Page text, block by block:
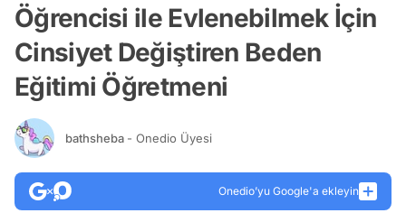
Öğrencisi ile Evlenebilmek İçin
Cinsiyet Değiştiren Beden
Eğitimi Öğretmeni
bathsheba - Onedio Üyesi
Onedio’yu Google'a ekleyin